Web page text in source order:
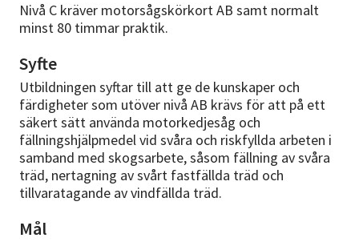
Nivå C kräver motorsågskörkort AB samt normalt
minst 80 timmar praktik.
Syfte
Utbildningen syftar till att ge de kunskaper och
färdigheter som utöver nivå AB krävs för att på ett
säkert sätt använda motorkedjesåg och
fällningshjälpmedel vid svåra och riskfyllda arbeten i
samband med skogsarbete, såsom fällning av svåra
träd, nertagning av svårt fastfällda träd och
tillvaratagande av vindfällda träd.
Mål